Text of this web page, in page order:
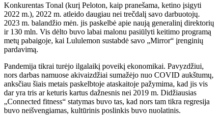
Konkurentas Tonal (kurį Peloton, kaip pranešama, ketino įsigyti
2022 m.), 2022 m. atleido daugiau nei trečdalį savo darbuotojų.
2023 m. balandžio mėn. jis paskelbė apie naują generalinį direktorių
ir 130 mln. Vis dėlto buvo labai malonu pasiūlyti keitimo programą
metų pabaigoje, kai Lululemon sustabdė savo „Mirror“ įrenginių
pardavimą.
Pandemija tikrai turėjo ilgalaikį poveikį ekonomikai. Pavyzdžiui,
nors darbas namuose akivaizdžiai sumažėjo nuo COVID aukštumų,
anksčiau šiais metais paskelbtoje ataskaitoje pažymima, kad jis vis
dar yra tris ar keturis kartus dažnesnis nei 2019 m. Didžiausias
„Connected fitness“ statymas buvo tas, kad nors tam tikra regresija
buvo neišvengiamas, kultūrinis poslinkis buvo nuolatinis.